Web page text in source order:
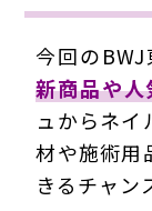
今回のBWJ
新商品や
ュからネイ
材や施術用
きるチャン